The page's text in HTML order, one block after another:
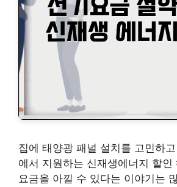
집에 태양광 패널 설치를 고민하
에서 지원하는 신재생에너지 할인
요금을 아낄 수 있다는 이야기는